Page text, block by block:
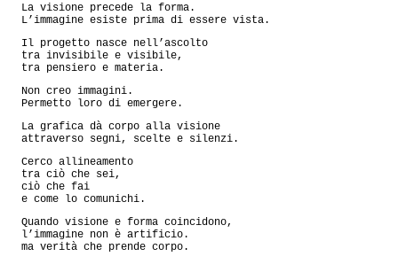
La visione precede la forma.
L’immagine esiste prima di essere vista.
Il progetto nasce nell’ascolto
tra invisibile e visibile,
tra pensiero e materia.
Non creo immagini.
Permetto loro di emergere.
La grafica dà corpo alla visione
attraverso segni, scelte e silenzi.
Cerco allineamento
tra ciò che sei,
ciò che fai
e come lo comunichi.
Quando visione e forma coincidono,
l’immagine non è artificio.
ma verità che prende corpo.